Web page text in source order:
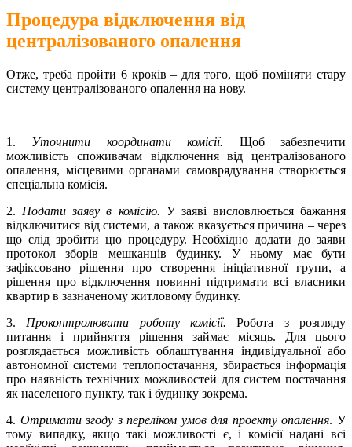
Процедура відключення від
централізованого опалення
Отже, треба пройти 6 кроків – для того, щоб поміняти стару
систему централізованого опалення на нову.
1. Уточнити координати комісії. Щоб забезпечити
можливість споживачам відключення від централізованого
опалення, місцевими органами самоврядування створюється
спеціальна комісія.
2. Подати заяву в комісію. У заяві висловлюється бажання
відключитися від системи, а також вказується причина – через
що слід зробити цю процедуру. Необхідно додати до заяви
протокол зборів мешканців будинку. У ньому має бути
зафіксовано рішення про створення ініціативної групи, а
рішення про відключення повинні підтримати всі власники
квартир в зазначеному житловому будинку.
3. Проконтролювати роботу комісії.Робота з розгляду
питання і прийняття рішення займає місяць. Для цього
розглядається можливість облаштування індивідуальної або
автономної системи теплопостачання, збирається інформація
про наявність технічних можливостей для систем постачання
як населеного пункту, так і будинку зокрема.
4. Отримати згоду з переліком умов для проекту опалення. У
тому випадку, якщо такі можливості є, і комісії надані всі